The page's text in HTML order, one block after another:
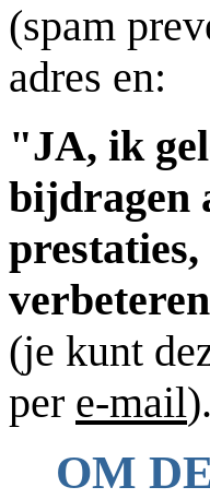
(spam
adres en:
"JA, ik
bijdragen
(je kunt
per e-mail).
OM